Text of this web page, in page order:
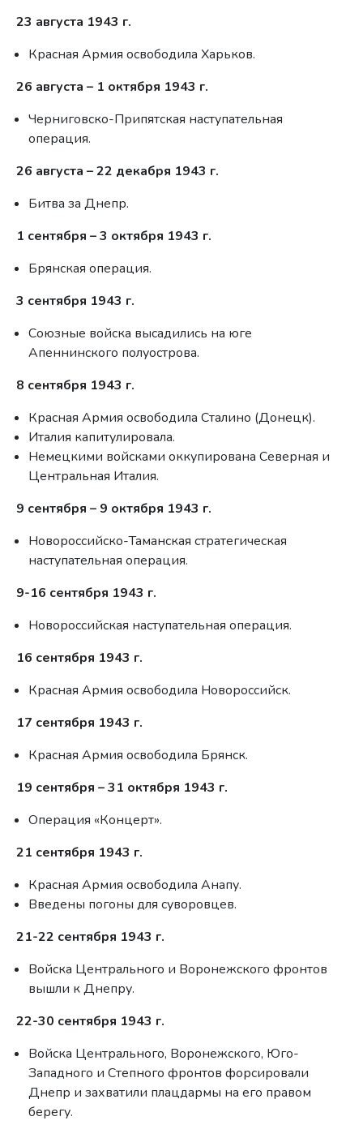
23 августа 1943 г.
Красная Армия освободила Харьков.
26 августа – 1 октября 1943 г.
Черниговско-Припятская наступательная
операция.
26 августа – 22 декабря 1943 г.
Битва за Днепр.
1 сентября – 3 октября 1943 г.
Брянская операция.
3 сентября 1943 г.
Союзные войска высадились на юге
Апеннинского полуострова.
8 сентября 1943 г.
Красная Армия освободила Сталино (Донецк).
Италия капитулировала.
Немецкими войсками оккупирована Северная и
Центральная Италия.
9 сентября – 9 октября 1943 г.
Новороссийско-Таманская стратегическая
наступательная операция.
9-16 сентября 1943 г.
Новороссийская наступательная операция.
16 сентября 1943 г.
Красная Армия освободила Новороссийск.
17 сентября 1943 г.
Красная Армия освободила Брянск.
19 сентября – 31 октября 1943 г.
Операция «Концерт».
21 сентября 1943 г.
Красная Армия освободила Анапу.
Введены погоны для суворовцев.
21-22 сентября 1943 г.
Войска Центрального и Воронежского фронтов
вышли к Днепру.
22-30 сентября 1943 г.
Войска Центрального, Воронежского, Юго-
Западного и Степного фронтов форсировали
Днепр и захватили плацдармы на его правом
берегу.